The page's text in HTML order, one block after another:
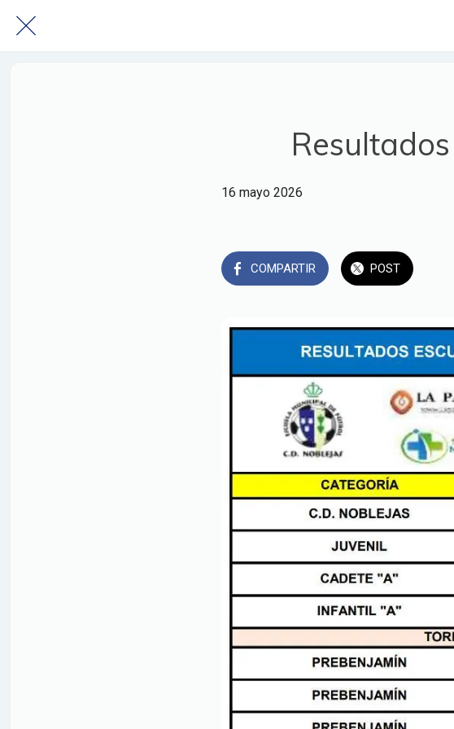
16 mayo 2026
COMPARTIR POST